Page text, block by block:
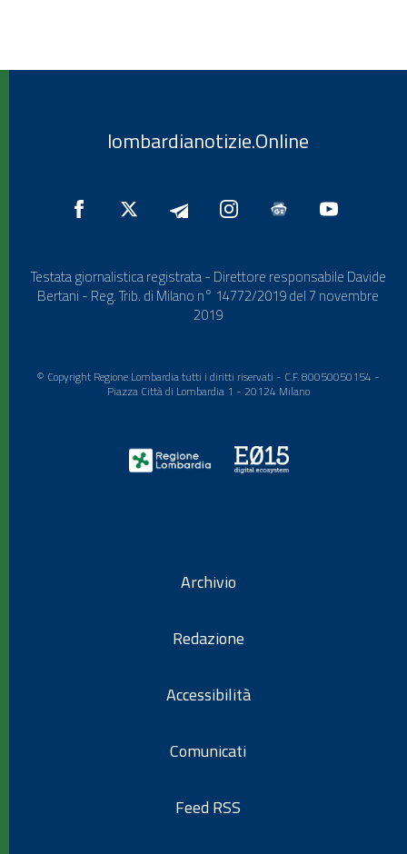
lombardianotizie.Online
Testata giornalistica registrata - Direttore responsabile Davide
Bertani - Reg. Trib. di Milano n° 14772/2019 del 7 novembre
2019
© Copyright Regione Lombardia tutti i diritti riservati - C.F. 80050050154 -
Piazza Città di Lombardia 1 - 20124 Milano
Archivio
Redazione
Accessibilità
Comunicati
Feed RSS